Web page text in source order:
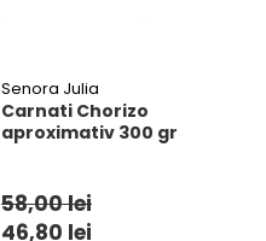
Senora Julia
Carnati Chorizo
aproximativ 300 gr
58,00 lei
46,80 lei